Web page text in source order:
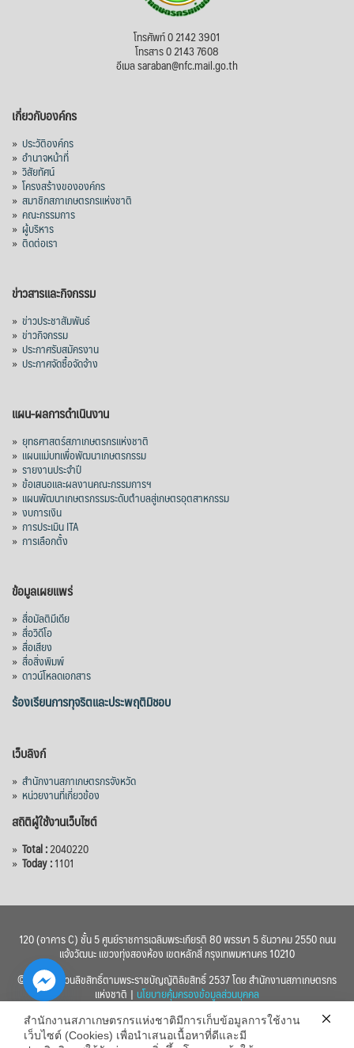
โทรศัพท์ 0 2142 3901
โทรสาร 0 2143 7608
อีเมล saraban@nfc.mail.go.th
เกี่ยวกับองค์กร
» ประวัติองค์กร
» อำนาจหน้าที่
» วิสัยทัศน์
» โครงสร้างขององค์กร
» สมาชิกสภาเกษตรกรแห่งชาติ
» คณะกรรมการ
» ผู้บริหาร
» ติดต่อเรา
ข่าวสารและกิจกรรม
» ข่าวประชาสัมพันธ์
» ข่าวกิจกรรม
» ประกาศรับสมัครงาน
» ประกาศจัดซื้อจัดจ้าง
แผน-ผลการดำเนินงาน
» ยุทธศาสตร์สภาเกษตรกรแห่งชาติ
» แผนแม่บทเพื่อพัฒนาเกษตรกรรม
» รายงานประจำปี
» ข้อเสนอและผลงานคณะกรรมการฯ
» แผนพัฒนาเกษตรกรรมระดับตำบลสู่เกษตรอุตสาหกรรม
» งบการเงิน
» การประเมิน ITA
» การเลือกตั้ง
ข้อมูลเผยแพร่
» สื่อมัลติมีเดีย
» สื่อวิดีโอ
» สื่อเสียง
» สื่อสิ่งพิมพ์
» ดาวน์โหลดเอกสาร
ร้องเรียนการทุจริตและประพฤติมิชอบ
เว็บลิงก์
» สำนักงานสภาเกษตรกรจังหวัด
» หน่วยงานที่เกี่ยวข้อง
สถิติผู้ใช้งานเว็บไซต์
» Total :2040220
» Today :1101
120 (อาคาร C) ชั้น 5 ศูนย์ราชการเฉลิมพระเกียรติ 80 พรรษา 5 ธันวาคม 2550 ถนน
แจ้งวัฒนะ แขวงทุ่งสองห้อง เขตหลักสี่ กรุงเทพมหานคร 10210
© 2560 สงวนลิขสิทธิ์ตามพระราชบัญญัติลิขสิทธิ์ 2537 โดย สำนักงานสภาเกษตรกร
แห่งชาติ | นโยบายคุ้มครองข้อมูลส่วนบุคคล
สำนักงานสภาเกษตรกรแห่งชาติมีการเก็บข้อมูลการใช้งาน
เว็บไซต์ (Cookies) เพื่อนำเสนอเนื้อหาที่ดีและมี